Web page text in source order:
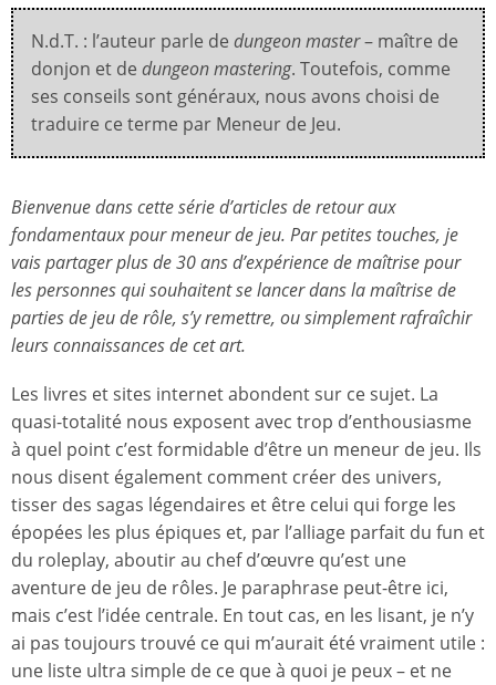
N.d.T. : l’auteur parle de dungeon master– maître de
donjon et de dungeon mastering. Toutefois, comme
ses conseils sont généraux, nous avons choisi de
traduire ce terme par Meneur de Jeu.
Bienvenue dans cette série d’articles de retour aux
fondamentaux pour meneur de jeu. Par petites touches, je
vais partager plus de 30 ans d’expérience de maîtrise pour
les personnes qui souhaitent se lancer dans la maîtrise de
parties de jeu de rôle, s’y remettre, ou simplement rafraîchir
leurs connaissances de cet art.
Les livres et sites internet abondent sur ce sujet. La
quasi-totalité nous exposent avec trop d’enthousiasme
à quel point c’est formidable d’être un meneur de jeu. Ils
nous disent également comment créer des univers,
tisser des sagas légendaires et être celui qui forge les
épopées les plus épiques et, par l’alliage parfait du fun et
du roleplay, aboutir au chef d’œuvre qu’est une
aventure de jeu de rôles. Je paraphrase peut-être ici,
mais c’est l’idée centrale. En tout cas, en les lisant, je n’y
ai pas toujours trouvé ce qui m’aurait été vraiment utile :
une liste ultra simple de ce que à quoi je peux – et ne